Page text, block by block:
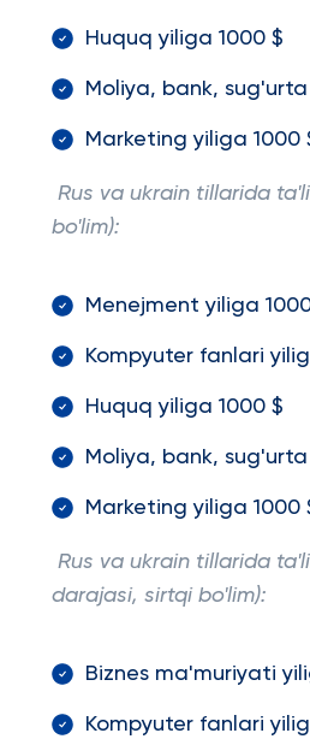
Huquq yiliga 1000 $
Moliya, bank,
Marketing yiliga 1000
Rus va ukrain tillarida
bo'lim):
Menejment yiliga
Kompyuter fanlari
Huquq yiliga 1000 $
Moliya, bank,
Marketing yiliga 1000
Rus va ukrain tillarida
darajasi, sirtqi bo'lim):
Biznes ma'muriyati
Kompyuter fanlari